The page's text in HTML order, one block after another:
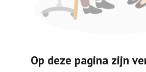
Op deze pagina zijn